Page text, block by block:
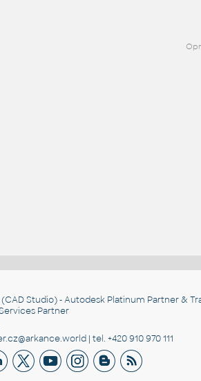
(CAD Studio) - Autodesk Platinum Partner &
Partner
| tel. +420 910 970 111